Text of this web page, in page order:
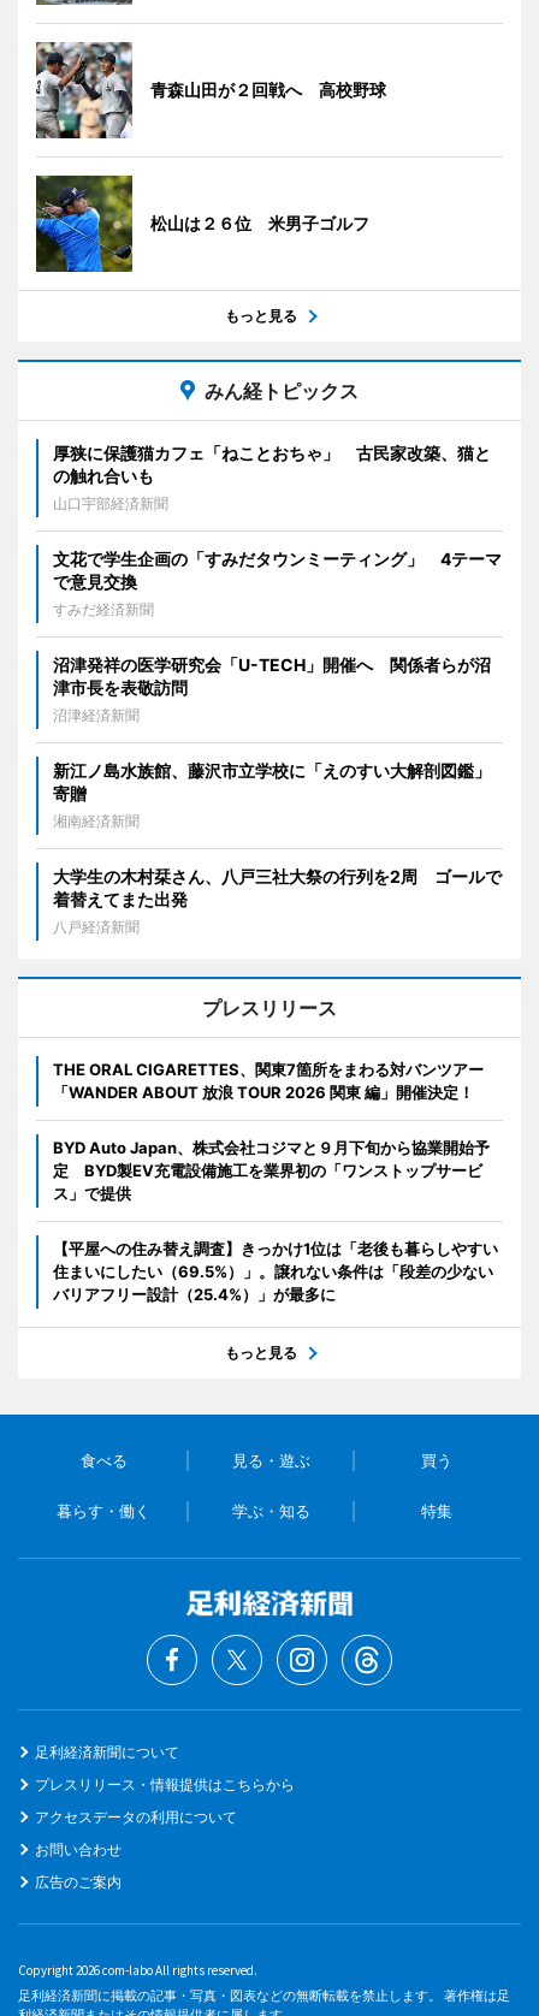
青森山田が２回戦へ 高校野球
松山は２６位 米男子ゴルフ
もっと見る
みん経トピックス
厚狭に保護猫カフェ「ねことおちゃ」 古民家改築、猫と
の触れ合いも
山口宇部経済新聞
文花で学生企画の「すみだタウンミーティング」 4テーマ
で意見交換
すみだ経済新聞
沼津発祥の医学研究会「U-TECH」開催へ 関係者らが沼
津市長を表敬訪問
沼津経済新聞
新江ノ島水族館、藤沢市立学校に「えのすい大解剖図鑑」
寄贈
湘南経済新聞
大学生の木村栞さん、八戸三社大祭の行列を2周 ゴールで
着替えてまた出発
八戸経済新聞
プレスリリース
THE ORAL CIGARETTES、関東7箇所をまわる対バンツアー
「WANDER ABOUT 放浪 TOUR 2026 関東 編」開催決定！
BYD Auto Japan、株式会社コジマと９月下旬から協業開始予
定 BYD製EV充電設備施工を業界初の「ワンストップサービ
ス」で提供
【平屋への住み替え調査】きっかけ1位は「老後も暮らしやすい
住まいにしたい（69.5%）」。譲れない条件は「段差の少ない
バリアフリー設計（25.4%）」が最多に
もっと見る
食べる 見る・遊ぶ 買う
暮らす・働く 学ぶ・知る 特集
足利経済新聞について
プレスリリース・情報提供はこちらから
アクセスデータの利用について
お問い合わせ
広告のご案内
Copyright 2026 com-labo All rights reserved.
足利経済新聞に掲載の記事・写真・図表などの無断転載を禁止します。 著作権は足